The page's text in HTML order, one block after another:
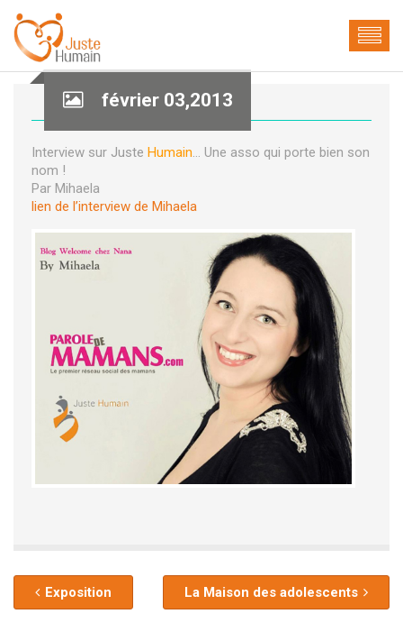
février 03,2013
Interview sur Juste Humain… Une asso qui porte bien son
nom !
Par Mihaela
lien de l’interview de Mihaela
Exposition La Maison des adolescents